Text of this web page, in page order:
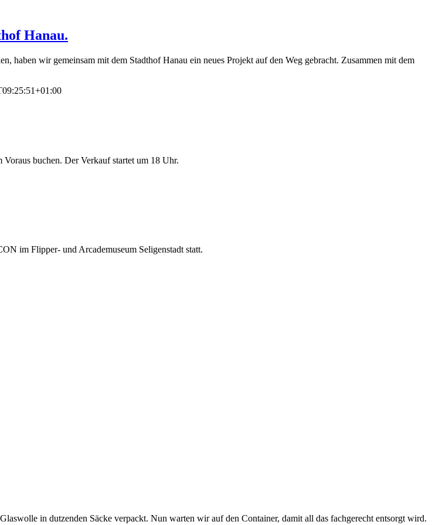
Hanau.
haben wir gemeinsam mit dem Stadthof Hanau ein neues Projekt auf den Weg gebracht. Zusammen mit dem
buchen. Der Verkauf startet um 18 Uhr.
im Flipper- und Arcademuseum Seligenstadt statt.
in dutzenden Säcke verpackt. Nun warten wir auf den Container, damit all das fachgerecht entsorgt wird.